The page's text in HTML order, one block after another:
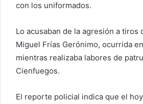
con los uniformados.
Lo acusaban de la agresión a tiros
Miguel Frías Gerónimo, ocurrida
mientras realizaba labores de
Cienfuegos.
El reporte policial indica que el